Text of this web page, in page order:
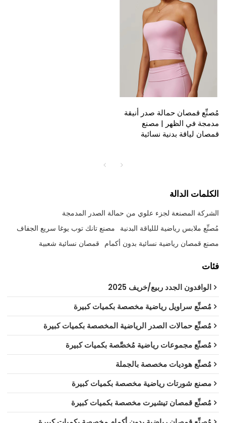
مُصنِّع قمصان حمالة صدر أنيقة
مدمجة في الظهر | مصنع
قمصان لياقة بدنية نسائية
الكلمات الدالة
الشركة المصنعة لجزء علوي من حمالة الصدر المدمجة
مُصنِّع ملابس رياضية لللياقة البدنية مصنع تانك توب يوغا سريع الجفاف
مصنع قمصان رياضية نسائية بدون أكمام قمصان نسائية شعبية
فئات
الوافدون الجدد ربيع/خريف 2025
مُصنِّع سراويل رياضية مخصصة بكميات كبيرة
مُصنِّع حمالات الصدر الرياضية المخصصة بكميات كبيرة
مُصنِّع مجموعات رياضية مُخصَّصة بكميات كبيرة
مُصنِّع هوديات مخصصة بالجملة
مصنع شورتات رياضية مخصصة بكميات كبيرة
مُصنِّع قمصان تيشيرت مخصصة بكميات كبيرة